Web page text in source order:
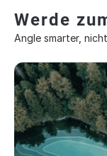
Werde
Angle smarter,